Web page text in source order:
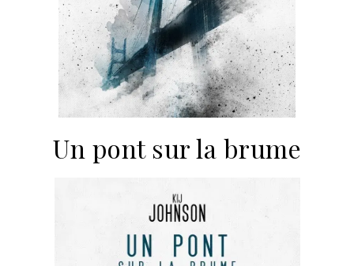
Un pont sur la brume